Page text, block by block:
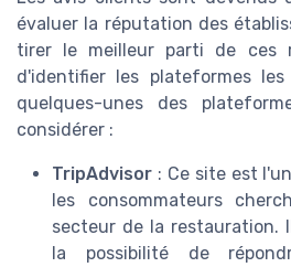
évaluer la réputation des
tirer le meilleur parti de ces
d'identifier les plateformes
quelques-unes des
considérer :
TripAdvisor : Ce site est
les consommateurs
secteur de la restauration.
la possibilité de